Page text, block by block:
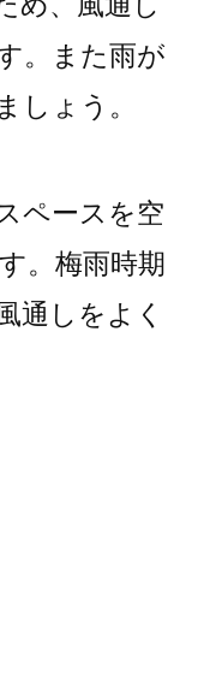
。また雨が
しょう。
ペースを空
。梅雨時期
通しをよく